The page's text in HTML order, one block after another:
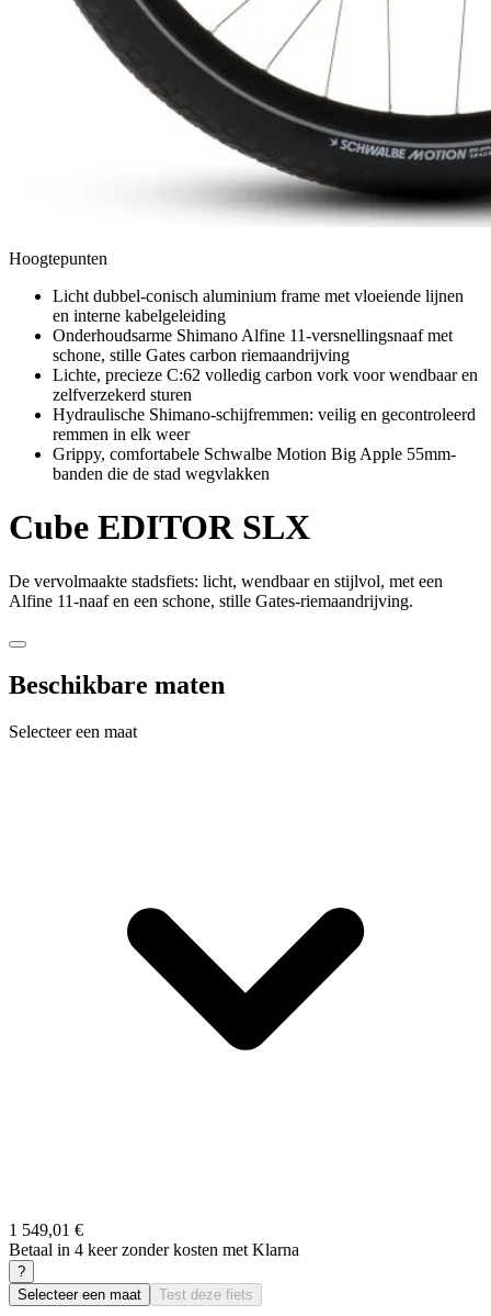
Hoogtepunten
Licht dubbel-conisch aluminium frame met vloeiende lijnen
en interne kabelgeleiding
Onderhoudsarme Shimano Alfine 11-versnellingsnaaf met
schone, stille Gates carbon riemaandrijving
Lichte, precieze C:62 volledig carbon vork voor wendbaar en
zelfverzekerd sturen
Hydraulische Shimano-schijfremmen: veilig en gecontroleerd
remmen in elk weer
Grippy, comfortabele Schwalbe Motion Big Apple 55mm-
banden die de stad wegvlakken
Cube EDITOR SLX
De vervolmaakte stadsfiets: licht, wendbaar en stijlvol, met een
Alfine 11-naaf en een schone, stille Gates-riemaandrijving.
Beschikbare maten
Selecteer een maat
1 549,01 €
Betaal in 4 keer zonder kosten met Klarna
?
Selecteer een maat
Test deze fiets